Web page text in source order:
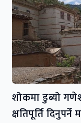
शोकमा डुब्यो
क्षतिपूर्ति दिनुपर्ने